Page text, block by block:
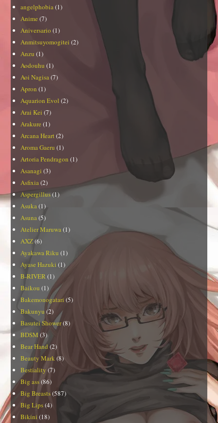
angelphobia (1)
Anime (7)
Aniversario (1)
Anmitsuyomogitei (2)
Anzu (1)
Aodouhu (1)
Aoi Nagisa (7)
Apron (1)
Aquarion Evol (2)
Arai Kei (7)
Arakure (1)
Arcana Heart (2)
Aroma Gaeru (1)
Artoria Pendragon (1)
Asanagi (3)
Asfixia (2)
Aspergillus(1)
Asuka (1)
Asuna (5)
Atelier Maruwa (1)
AXZ(6)
Ayakawa Riku (1)
Ayase Hazuki (1)
B-RIVER (1)
Baikou (1)
Bakemonogatari (5)
Bakunyu (2)
Basutei Shower(8)
BDSM (3)
Bear Hand (2)
Beauty Mark (8)
Bestiality (7)
Big ass(86)
Big Breasts(587)
Big Lips(4)
Bikini (18)